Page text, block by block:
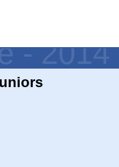
- 2014